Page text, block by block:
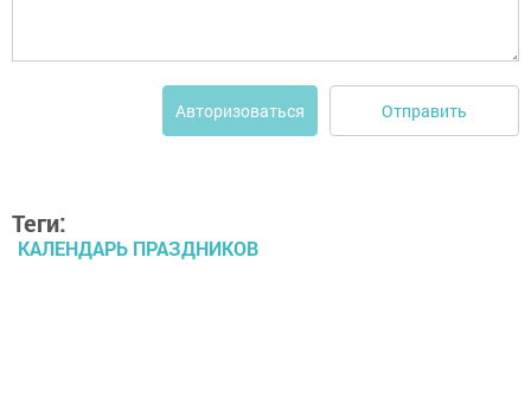
Авторизоваться Отправить
Теги:
КАЛЕНДАРЬ ПРАЗДНИКОВ